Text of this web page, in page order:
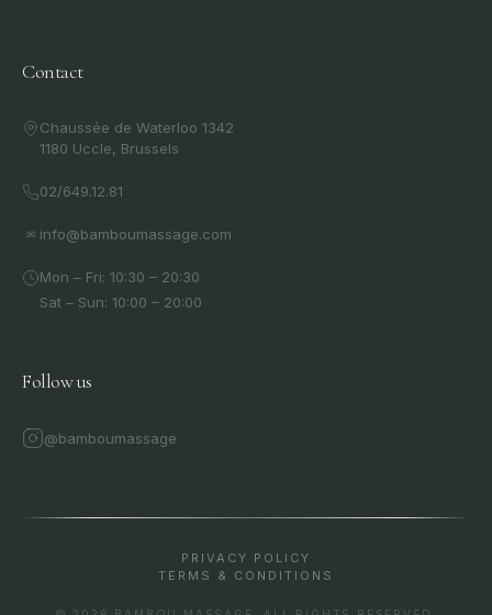
Contact
Chaussée de Waterloo 1342
1180 Uccle, Brussels
02/649.12.81
✉ info@bamboumassage.com
Mon – Fri: 10:30 – 20:30
Sat – Sun: 10:00 – 20:00
Follow us
@bamboumassage
PRIVACY POLICY
TERMS & CONDITIONS